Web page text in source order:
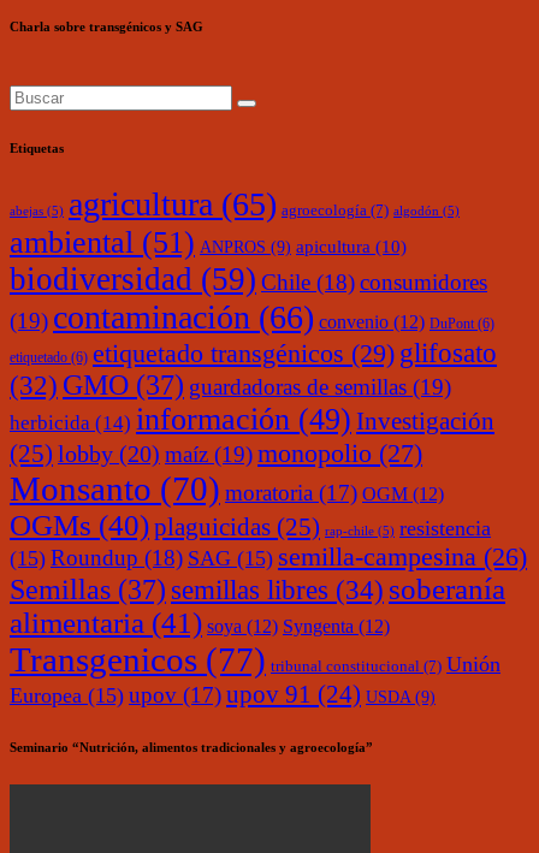
Charla sobre transgénicos y SAG
Etiquetas
abejas (5) agricultura (65) agroecología (7) algodón (5)
ambiental (51) ANPROS (9) apicultura (10)
biodiversidad (59) Chile (18)consumidores
(19) contaminación (66) convenio (12) DuPont (6)
etiquetado (6) etiquetado transgénicos (29) glifosato
(32) GMO (37) guardadoras de semillas (19)
herbicida (14) información (49) Investigación
(25) lobby (20) maíz (19)monopolio (27)
Monsanto (70) moratoria (17) OGM (12)
OGMs (40)plaguicidas (25) rap-chile (5) resistencia
(15) Roundup (18) SAG (15) semilla-campesina (26)
Semillas (37) semillas libres (34) soberanía
alimentaria (41) soya (12) Syngenta (12)
Transgenicos (77) tribunal constitucional (7) Unión
Europea (15) upov (17)upov 91 (24) USDA (9)
Seminario “Nutrición, alimentos tradicionales y agroecología”